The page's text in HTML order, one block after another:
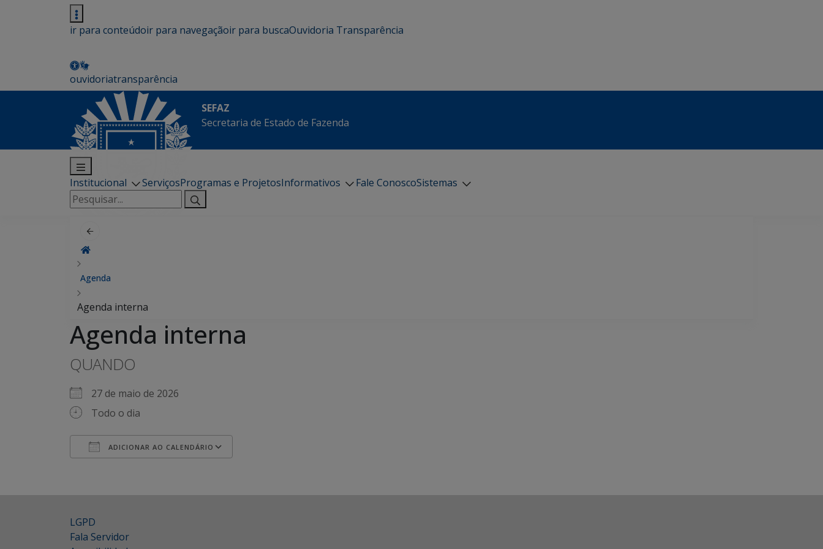
ir para conteúdoir para navegaçãoir para buscaOuvidoria Transparência
ouvidoriatransparência
SEFAZ
Secretaria de Estado de Fazenda
Institucional ServiçosProgramas e ProjetosInformativos Fale ConoscoSistemas
Pesquisar
por:
Agenda
Agenda interna
Agenda interna
QUANDO
27 de maio de 2026
Todo o dia
ADICIONAR AO CALENDÁRIO
LGPD
Fala Servidor